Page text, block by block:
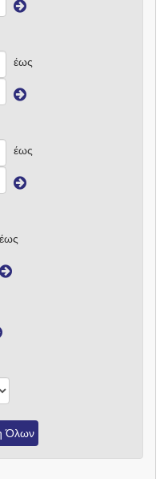
έως
έως
έως
Όλων